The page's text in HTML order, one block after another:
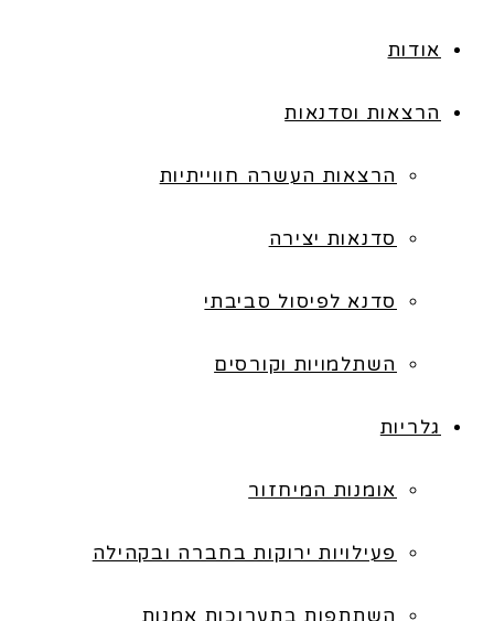
אודות
הרצאות וסדנאות
הרצאות העשרה חווייתיות
סדנאות יצירה
סדנא לפיסול סביבתי
השתלמויות וקורסים
גלריות
אומנות המיחזור
פעילויות ירוקות בחברה ובקהילה
השתתפות בתערוכות אמנות